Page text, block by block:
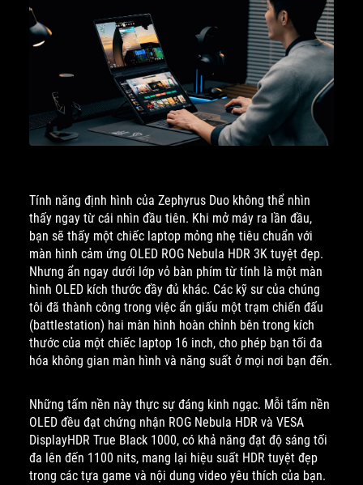
Tính năng định hình của Zephyrus Duo không thể nhìn
thấy ngay từ cái nhìn đầu tiên. Khi mở máy ra lần đầu,
bạn sẽ thấy một chiếc laptop mỏng nhẹ tiêu chuẩn với
màn hình cảm ứng OLED ROG Nebula HDR 3K tuyệt đẹp.
Nhưng ẩn ngay dưới lớp vỏ bàn phím từ tính là một màn
hình OLED kích thước đầy đủ khác. Các kỹ sư của chúng
tôi đã thành công trong việc ẩn giấu một trạm chiến đấu
(battlestation) hai màn hình hoàn chỉnh bên trong kích
thước của một chiếc laptop 16 inch, cho phép bạn tối đa
hóa không gian màn hình và năng suất ở mọi nơi bạn đến.
Những tấm nền này thực sự đáng kinh ngạc. Mỗi tấm nền
OLED đều đạt chứng nhận ROG Nebula HDR và VESA
DisplayHDR True Black 1000, có khả năng đạt độ sáng tối
đa lên đến 1100 nits, mang lại hiệu suất HDR tuyệt đẹp
trong các tựa game và nội dung video yêu thích của bạn.